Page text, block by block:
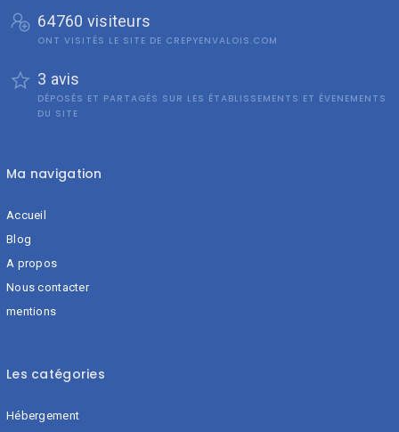
64760 visiteurs
ONT VISITÉS LE SITE DE CREPYENVALOIS.COM
3 avis
DÉPOSÉS ET PARTAGÉS SUR LES ÉTABLISSEMENTS ET ÉVENEMENTS
DU SITE
Ma navigation
Accueil
Blog
A propos
Nous contacter
mentions
Les catégories
Hébergement